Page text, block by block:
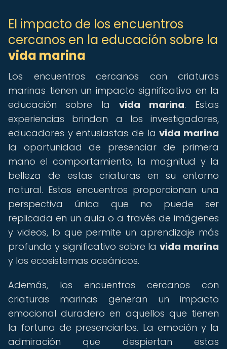
El impacto de los encuentros
cercanos en la educación sobre la
vida marina
Los encuentros cercanos con criaturas
marinas tienen un impacto significativo en la
educación sobre la vida marina. Estas
experiencias brindan a los investigadores,
educadores y entusiastas de lavida marina
la oportunidad de presenciar de primera
mano el comportamiento, la magnitud y la
belleza de estas criaturas en su entorno
natural. Estos encuentros proporcionan una
perspectiva única que no puede ser
replicada en un aula o a través de imágenes
y videos, lo que permite un aprendizaje más
profundo y significativo sobre lavida marina
y los ecosistemas oceánicos.
Además, los encuentros cercanos con
criaturas marinas generan un impacto
emocional duradero en aquellos que tienen
la fortuna de presenciarlos. La emoción y la
admiración que despiertan estas